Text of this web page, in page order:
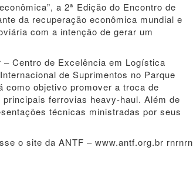
a 2ª Edição do Encontro de
da recuperação econômica mundial e
com a intenção de gerar um
Centro de Excelência em Logística
de Suprimentos no Parque
como objetivo promover a troca de
ferrovias heavy-haul. Além de
técnicas ministradas por seus
o site da ANTF – www.antf.org.br rnrnrn